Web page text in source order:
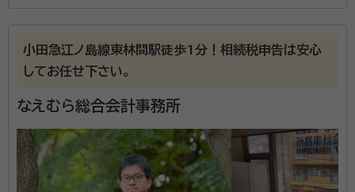
小田急江ノ島線東林間駅徒歩1分！相続税申告は安心
してお任せ下さい。
なえむら総合会計事務所